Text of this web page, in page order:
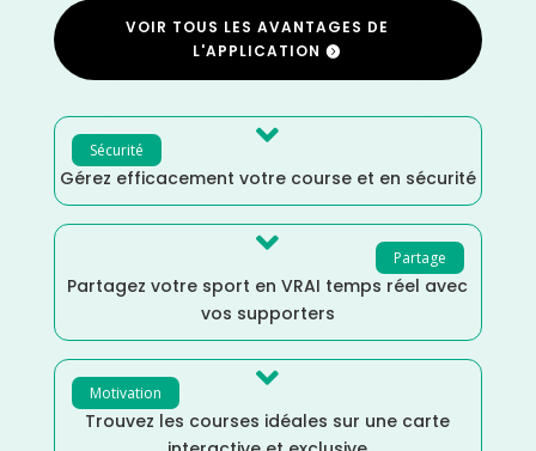
VOIR TOUS LES AVANTAGES DE
L'APPLICATION
Sécurité 
Gérez efficacement votre course et en sécurité
Partage

Partagez votre sport en VRAI temps réel avec
vos supporters
Motivation 
Trouvez les courses idéales sur une carte